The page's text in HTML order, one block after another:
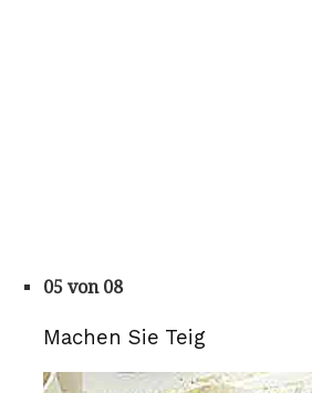
05 von 08
Machen Sie Teig